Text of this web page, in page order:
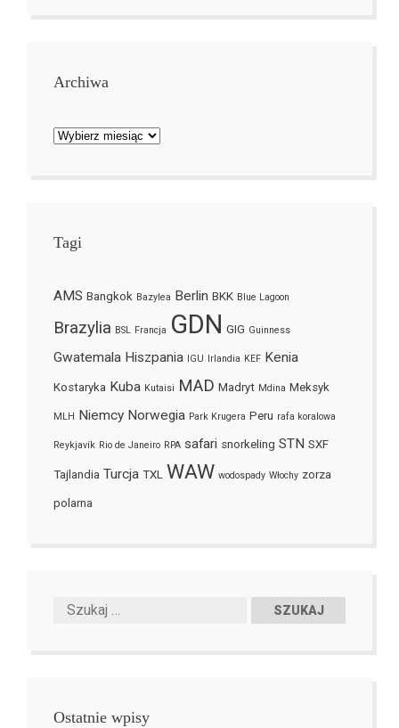
Archiwa
Archiwa
Tagi
AMS Bangkok Bazylea Berlin BKK Blue Lagoon
Brazylia BSL Francja GDN GIG Guinness
Gwatemala Hiszpania IGU Irlandia KEF Kenia
Kostaryka Kuba Kutaisi MAD Madryt Mdina Meksyk
MLH Niemcy Norwegia Park Krugera Peru rafa koralowa
Reykjavík Rio de Janeiro RPA safari snorkeling STN SXF
Tajlandia Turcja TXL WAW wodospady Włochy zorza
polarna
Ostatnie wpisy